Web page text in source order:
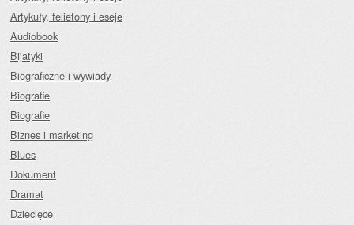
Artykuły, felietony i eseje
Audiobook
Bijatyki
Biograficzne i wywiady
Biografie
Biografie
Biznes i marketing
Blues
Dokument
Dramat
Dziecięce